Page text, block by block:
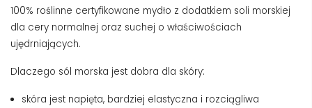
100% roślinne certyfikowane mydło z dodatkiem soli morskiej
dla cery normalnej oraz suchej o właściwościach
ujędrniających.
Dlaczego sól morska jest dobra dla skóry:
skóra jest napięta, bardziej elastyczna i rozciągliwa